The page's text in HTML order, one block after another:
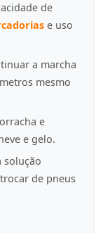
de
e uso
a marcha
mesmo
e
e gelo.
solução
de pneus